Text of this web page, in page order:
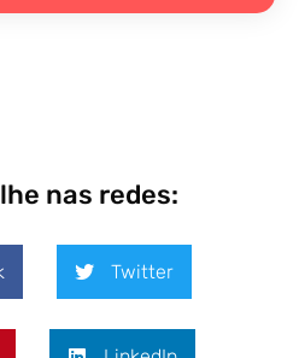
nas redes:
Twitter